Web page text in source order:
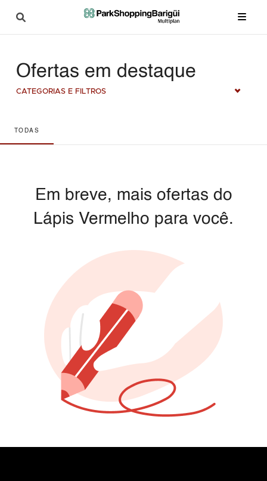
Ofertas em destaque
CATEGORIAS E FILTROS
TODAS
Em breve, mais ofertas do
Lápis Vermelho para você.